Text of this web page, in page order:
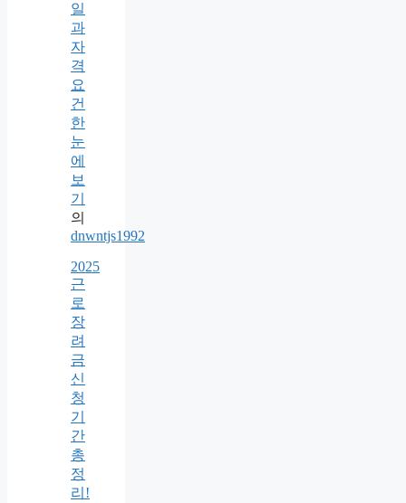
일
과
자
격
요
건
한
눈
에
보
기
의
dnwntjs1992
2025
근
로
장
려
금
신
청
기
간
총
정
리!